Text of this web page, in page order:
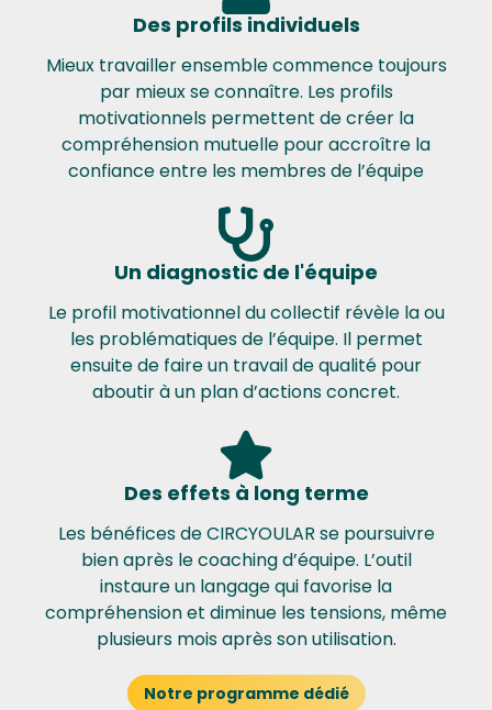
Des profils individuels
Mieux travailler ensemble commence toujours
par mieux se connaître. Les profils
motivationnels permettent de créer la
compréhension mutuelle pour accroître la
confiance entre les membres de l’équipe
Un diagnostic de l'équipe
Le profil motivationnel du collectif révèle la ou
les problématiques de l’équipe. Il permet
ensuite de faire un travail de qualité pour
aboutir à un plan d’actions concret.
Des effets à long terme
Les bénéfices de CIRCYOULAR se poursuivre
bien après le coaching d’équipe. L’outil
instaure un langage qui favorise la
compréhension et diminue les tensions, même
plusieurs mois après son utilisation.
Notre programme dédié